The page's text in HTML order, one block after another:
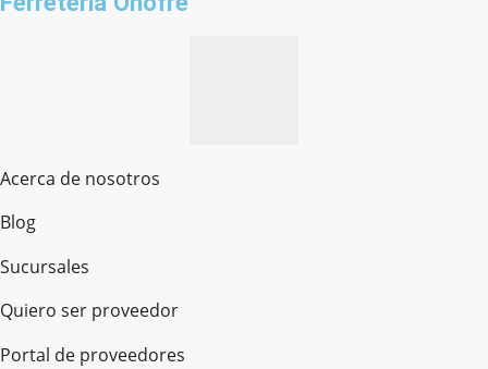
Acerca de nosotros
Blog
Sucursales
Quiero ser proveedor
Portal de proveedores